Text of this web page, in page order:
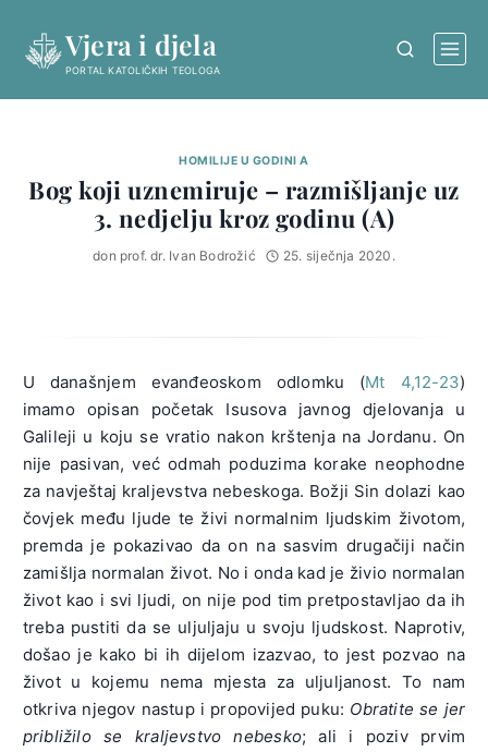
content
Vjera i djela
PORTAL KATOLIČKIH TEOLOGA
HOMILIJE U GODINI A
Bog koji uznemiruje – razmišljanje uz
3. nedjelju kroz godinu (A)
don prof. dr. Ivan Bodrožić 25. siječnja 2020.
U današnjem evanđeoskom odlomku (Mt 4,12-23)
imamo opisan početak Isusova javnog djelovanja u
Galileji u koju se vratio nakon krštenja na Jordanu. On
nije pasivan, već odmah poduzima korake neophodne
za navještaj kraljevstva nebeskoga. Božji Sin dolazi kao
čovjek među ljude te živi normalnim ljudskim životom,
premda je pokazivao da on na sasvim drugačiji način
zamišlja normalan život. No i onda kad je živio normalan
život kao i svi ljudi, on nije pod tim pretpostavljao da ih
treba pustiti da se uljuljaju u svoju ljudskost. Naprotiv,
došao je kako bi ih dijelom izazvao, to jest pozvao na
život u kojemu nema mjesta za uljuljanost. To nam
otkriva njegov nastup i propovijed puku: Obratite se jer
približilo se kraljevstvo nebesko; ali i poziv prvim